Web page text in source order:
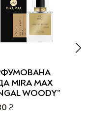
MIRA MAX
WOODY”
₴